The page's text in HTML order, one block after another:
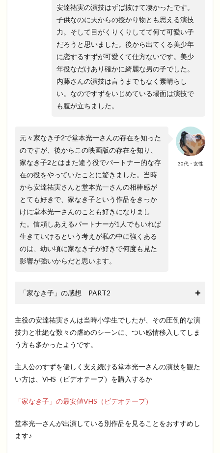
安達祐実の演技はずば抜けて凄かったです。
子供なのに天からの授かり物とも思える演技
力。そして目がくりくりしてて何て可愛い子
だろうと思いました。後から出てくる美少年
に恋するすずが可愛くて仕方ないです。美少
年役なだけあり確かに綺麗な男の子でした。
内藤さんの演技は言うまでもなく素晴らし
い。なのですずをいじめている場面は演技で
も腹が立ちました。
30代・女性
元々家なき子2で堂本光一さんの存在を知った
のですが、後からこの映画版の存在を知り、
家なき子2とはまた違う役でパートナー的な存
在の役をやっていたことに驚きました。当時
から安達祐実さんと堂本光一さんの相棒感が
とても好きで、家なき子という作品をきっか
けに堂本光一さんのことも好きになりまし
た。信頼しあえるパートナーが1人でもいれば
生きていけるという考えが私の中に強くある
のは、幼い頃に家なき子が好きで何度も見た
影響が強いからだと思います。
「家なき子」の感想 PART2
主役の安達祐実さんは当時小学生でしたが、その圧倒的な演
技力と壮絶な数々の虐めのシーンに、つい感情移入してしま
う方も多かったようです。
主人公のすずを優しく支え続ける堂本光一さんの演技を観た
い方は、VHS（ビデオテープ）を購入するか
「家なき子」の最安値VHS（ビデオテープ）
堂本光一さんが出演している別作品を見ることをおすすめし
ます♪